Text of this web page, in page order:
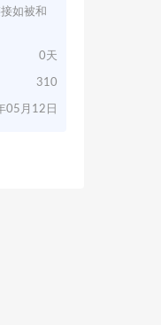
如被和
0天
310
05月12日